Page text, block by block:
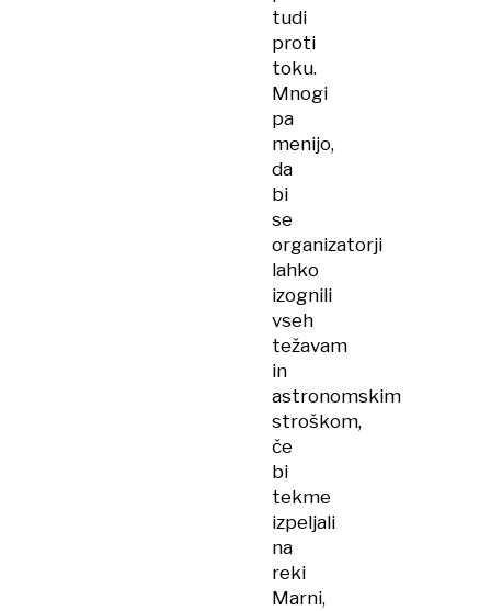
tudi
proti
toku.
Mnogi
pa
menijo,
da
bi
se
organizatorji
lahko
izognili
vseh
težavam
in
astronomskim
stroškom,
če
bi
tekme
izpeljali
na
reki
Marni,